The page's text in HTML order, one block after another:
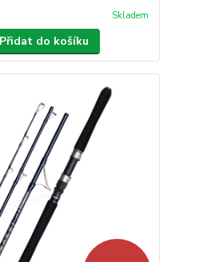
Skladem
Přidat do košíku